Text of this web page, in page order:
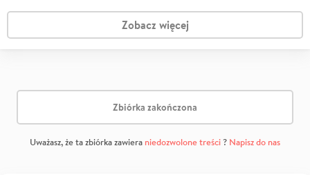
Zobacz więcej
Zbiórka zakończona
Uważasz, że ta zbiórka zawiera niedozwolone treści? Napisz do nas